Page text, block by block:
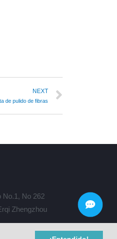
NEXT
de pulido de fibras
No.1, No 262
Zhengzhou